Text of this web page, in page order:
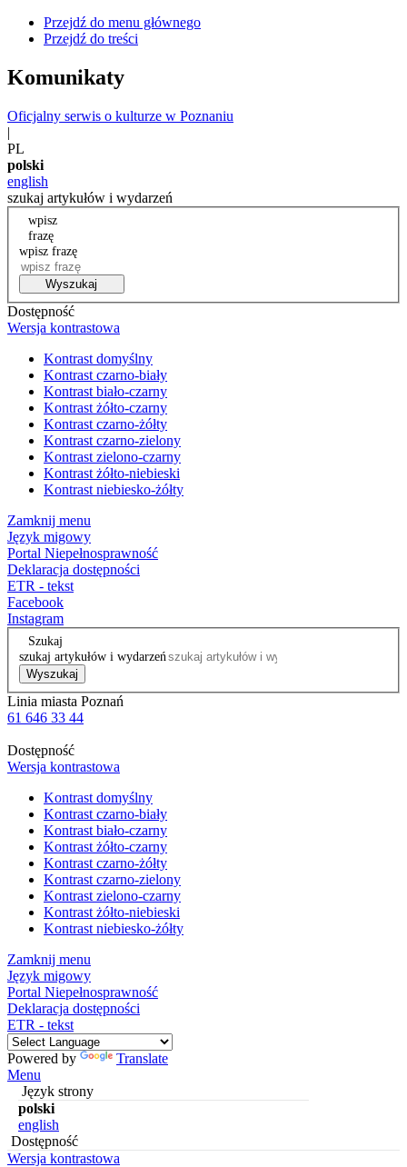
Przejdź do menu głównego
Przejdź do treści
Komunikaty
Oficjalny serwis o kulturze w Poznaniu
|
PL
polski
english
szukaj artykułów i wydarzeń
wpisz
frazę
wpisz frazę
Wyszukaj
Dostępność
Wersja kontrastowa
Kontrast domyślny
Kontrast czarno-biały
Kontrast biało-czarny
Kontrast żółto-czarny
Kontrast czarno-żółty
Kontrast czarno-zielony
Kontrast zielono-czarny
Kontrast żółto-niebieski
Kontrast niebiesko-żółty
Zamknij menu
Język migowy
Portal Niepełnosprawność
Deklaracja dostępności
ETR - tekst
Facebook
Instagram
Szukaj
szukaj artykułów i wydarzeń
Wyszukaj
Linia miasta Poznań
61 646 33 44
Dostępność
Wersja kontrastowa
Kontrast domyślny
Kontrast czarno-biały
Kontrast biało-czarny
Kontrast żółto-czarny
Kontrast czarno-żółty
Kontrast czarno-zielony
Kontrast zielono-czarny
Kontrast żółto-niebieski
Kontrast niebiesko-żółty
Zamknij menu
Język migowy
Portal Niepełnosprawność
Deklaracja dostępności
ETR - tekst
Powered by
Translate
Menu
Język strony
polski
english
Dostępność
Wersja kontrastowa